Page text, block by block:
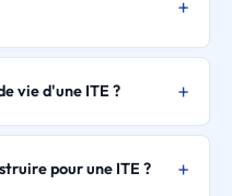
vie d'une ITE ?
pour une ITE ?